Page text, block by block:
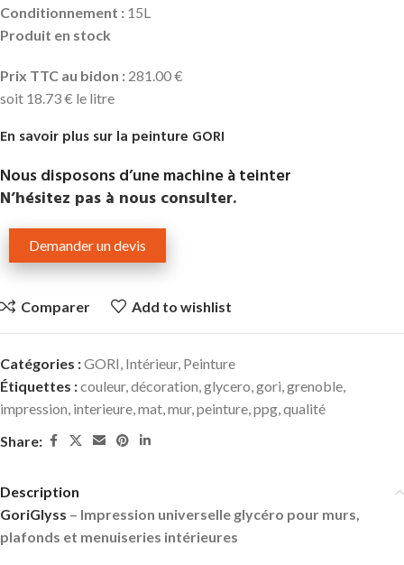
Conditionnement : 15L
Produit en stock
Prix TTC au bidon : 281.00 €
soit 18.73 € le litre
En savoir plus sur la peinture GORI
Nous disposons d’une machine à teinter
N’hésitez pas à nous consulter.
Demander un devis
Comparer Add to wishlist
Catégories :GORI, Intérieur, Peinture
Étiquettes :couleur,décoration,glycero,gori,grenoble,
impression, interieure,mat,mur,peinture,ppg,qualité
Share:
Description
GoriGlyss – Impression universelle glycéro pour murs,
plafonds et menuiseries intérieures